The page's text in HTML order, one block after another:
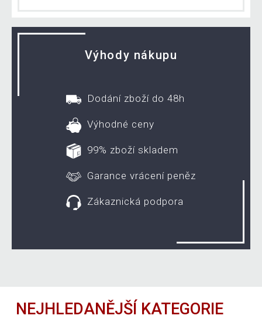
Výhody nákupu
Dodání zboží do 48h
Výhodné ceny
99% zboží skladem
Garance vrácení peněz
Zákaznická podpora
NEJHLEDANĚJŠÍ KATEGORIE